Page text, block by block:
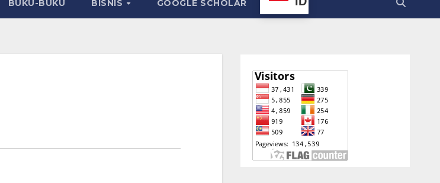
BUKU-BUKU BISNIS GOOGLE SCHOLAR